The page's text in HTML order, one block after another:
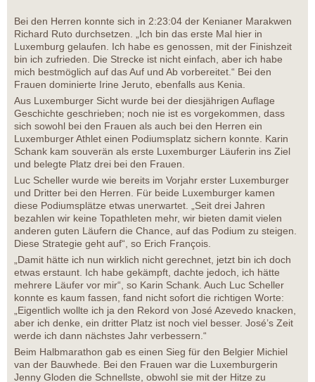
Bei den Herren konnte sich in 2:23:04 der Kenianer Marakwen
Richard Ruto durchsetzen. „Ich bin das erste Mal hier in
Luxemburg gelaufen. Ich habe es genossen, mit der Finishzeit
bin ich zufrieden. Die Strecke ist nicht einfach, aber ich habe
mich bestmöglich auf das Auf und Ab vorbereitet.“ Bei den
Frauen dominierte Irine Jeruto, ebenfalls aus Kenia.
Aus Luxemburger Sicht wurde bei der diesjährigen Auflage
Geschichte geschrieben; noch nie ist es vorgekommen, dass
sich sowohl bei den Frauen als auch bei den Herren ein
Luxemburger Athlet einen Podiumsplatz sichern konnte. Karin
Schank kam souverän als erste Luxemburger Läuferin ins Ziel
und belegte Platz drei bei den Frauen.
Luc Scheller wurde wie bereits im Vorjahr erster Luxemburger
und Dritter bei den Herren. Für beide Luxemburger kamen
diese Podiumsplätze etwas unerwartet. „Seit drei Jahren
bezahlen wir keine Topathleten mehr, wir bieten damit vielen
anderen guten Läufern die Chance, auf das Podium zu steigen.
Diese Strategie geht auf“, so Erich François.
„Damit hätte ich nun wirklich nicht gerechnet, jetzt bin ich doch
etwas erstaunt. Ich habe gekämpft, dachte jedoch, ich hätte
mehrere Läufer vor mir“, so Karin Schank. Auch Luc Scheller
konnte es kaum fassen, fand nicht sofort die richtigen Worte:
„Eigentlich wollte ich ja den Rekord von José Azevedo knacken,
aber ich denke, ein dritter Platz ist noch viel besser. José’s Zeit
werde ich dann nächstes Jahr verbessern.“
Beim Halbmarathon gab es einen Sieg für den Belgier Michiel
van der Bauwhede. Bei den Frauen war die Luxemburgerin
Jenny Gloden die Schnellste, obwohl sie mit der Hitze zu